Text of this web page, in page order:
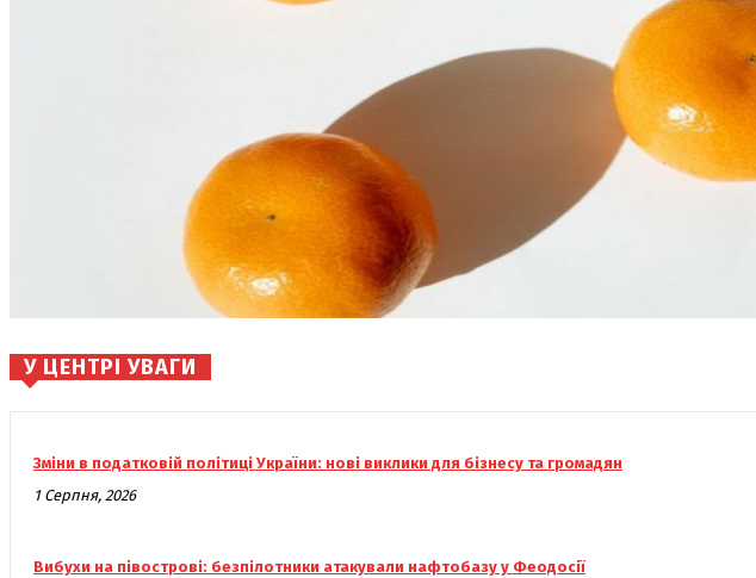
У ЦЕНТРІ УВАГИ
Зміни в податковій політиці України: нові виклики для бізнесу та громадян
1 Серпня, 2026
Вибухи на півострові: безпілотники атакували нафтобазу у Феодосії